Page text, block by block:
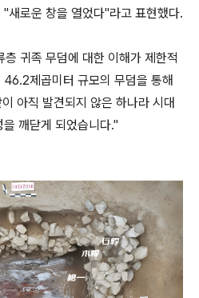
새로운 창을 열었다"라고 표현했다.
귀족 무덤에 대한 이해가 제한적
제곱미터 규모의 무덤을 통해
아직 발견되지 않은 하나라 시대
깨닫게 되었습니다."